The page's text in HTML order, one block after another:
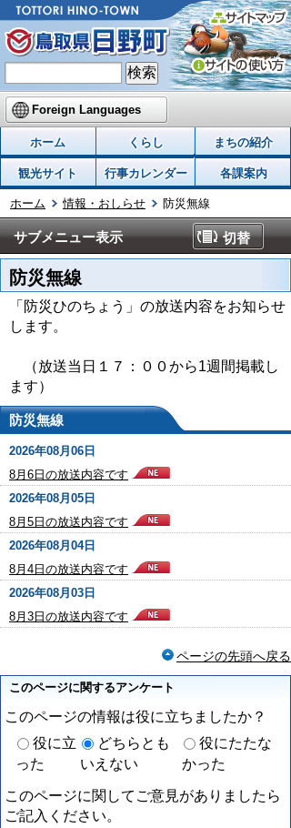
Foreign Languages
ホーム くらし まちの紹介
観光サイト 行事カレンダー 各課案内
ホーム 情報・おしらせ 防災無線
サブメニュー表示 切替
防災無線
「防災ひのちょう」の放送内容をお知らせ
します。
（放送当日１７：００から1週間掲載し
ます）
防災無線
2026年08月06日
8月6日の放送内容です
2026年08月05日
8月5日の放送内容です
2026年08月04日
8月4日の放送内容です
2026年08月03日
8月3日の放送内容です
ページの先頭へ戻る
このページに関するアンケート
このページの情報は役に立ちましたか？
役に立
った
どちらとも
いえない
役にたたな
かった
このページに関してご意見がありましたら
ご記入ください。